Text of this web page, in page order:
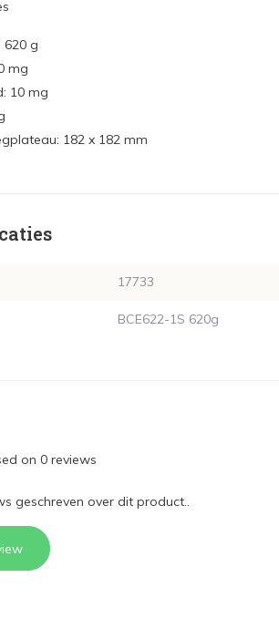
620 g
mg
10 mg
182 x 182 mm
17733
BCE622-1S 620g
on 0 reviews
geschreven over dit product..